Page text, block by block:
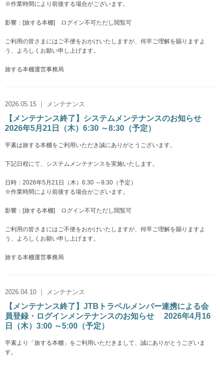
※作業時間により前後する場合がございます。
影響：[旅する本棚] ログイン不可ただし閲覧可
ご利用の皆さまにはご不便をおかけいたしますが、何卒ご理解を賜りますよ
う、よろしくお願い申し上げます。
旅する本棚運営事務局
2026.05.15 ｜ メンテナンス
【メンテナンス終了】システムメンテナンスのお知らせ
2026年5月21日（木）6:30 ～8:30（予定）
平素は旅する本棚をご利用いただき誠にありがとうございます。
下記日程にて、システムメンテナンスを実施いたします。
日時：2026年5月21日（木）6:30 ～8:30（予定）
※作業時間により前後する場合がございます。
影響：[旅する本棚] ログイン不可ただし閲覧可
ご利用の皆さまにはご不便をおかけいたしますが、何卒ご理解を賜りますよ
う、よろしくお願い申し上げます。
旅する本棚運営事務局
2026.04.10 ｜ メンテナンス
【メンテナンス終了】JTBトラベルメンバー連携による会
員登録・ログインメンテナンスのお知らせ 2026年4月16
日（木）3:00 ～5:00（予定）
平素より「旅する本棚」をご利用いただきまして、誠にありがとうございま
す。